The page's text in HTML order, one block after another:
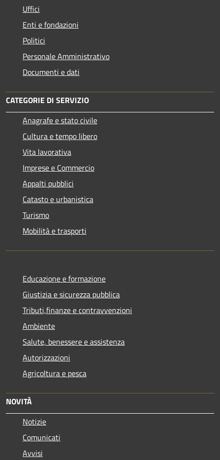
Uffici
Enti e fondazioni
Politici
Personale Amministrativo
Documenti e dati
CATEGORIE DI SERVIZIO
Anagrafe e stato civile
Cultura e tempo libero
Vita lavorativa
Imprese e Commercio
Appalti pubblici
Catasto e urbanistica
Turismo
Mobilità e trasporti
Educazione e formazione
Giustizia e sicurezza pubblica
Tributi,finanze e contravvenzioni
Ambiente
Salute, benessere e assistenza
Autorizzazioni
Agricoltura e pesca
NOVITÀ
Notizie
Comunicati
Avvisi